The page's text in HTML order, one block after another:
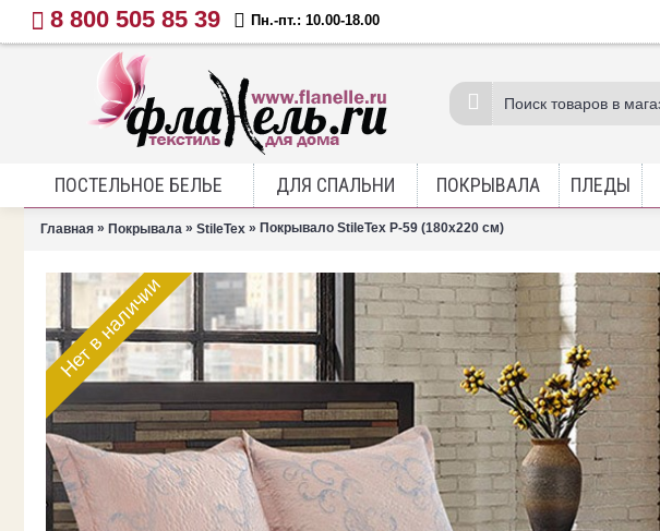
8 800 505 85 39 Пн.-пт.: 10.00-18.00
ПОСТЕЛЬНОЕ БЕЛЬЕ ДЛЯ СПАЛЬНИ ПОКРЫВАЛА ПЛЕДЫ
Главная » Покрывала » StileTex » Покрывало StileTex P-59 (180х220 см)
Нет в наличии